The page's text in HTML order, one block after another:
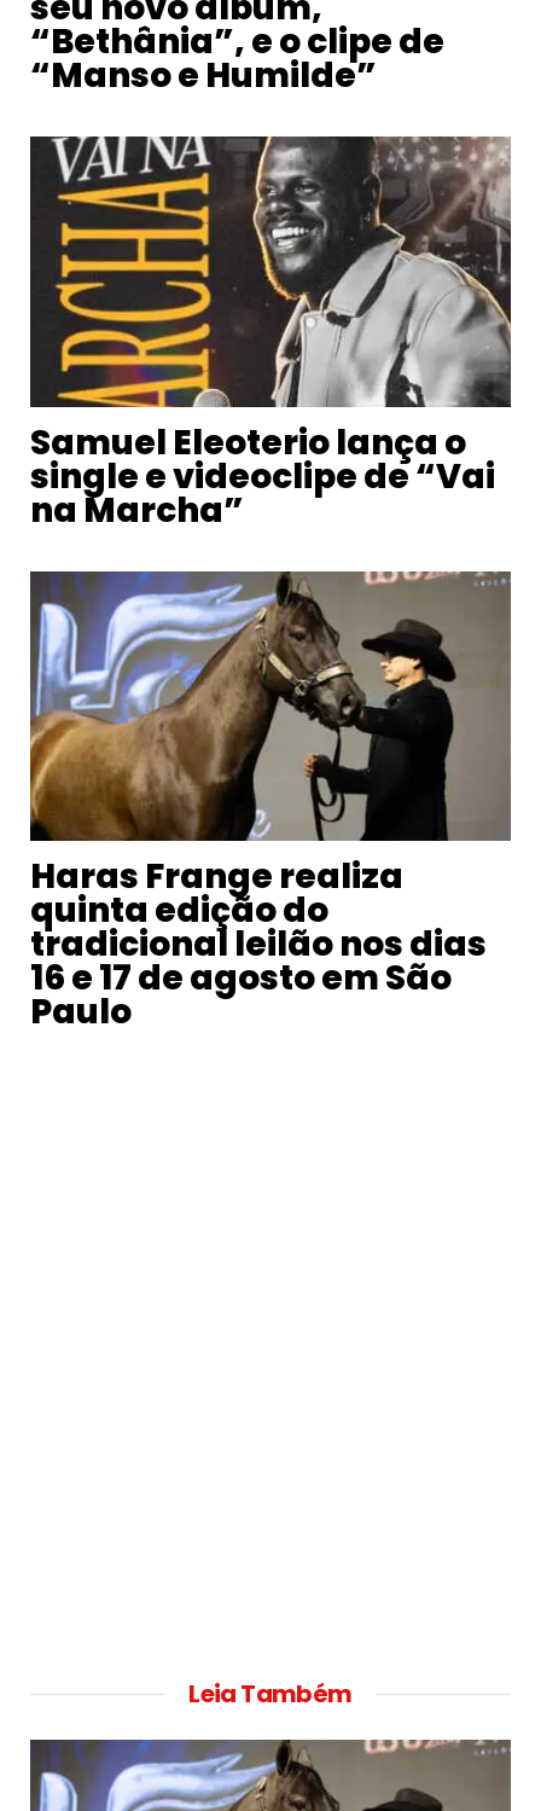
“Bethânia”, e o clipe de
“Manso e Humilde”
Samuel Eleoterio lança o
single e videoclipe de “Vai
na Marcha”
Haras Frange realiza
quinta edição do
tradicional leilão nos dias
16 e 17 de agosto em São
Paulo
Leia Também